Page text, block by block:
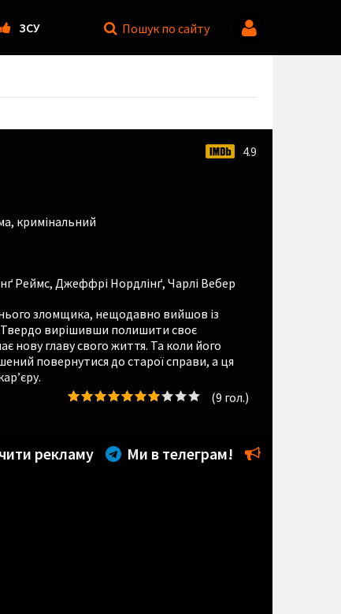
ЗСУ Пошук по сайту
4.9
, кримінальний
Реймс, Джеффрі Нордлінґ, Чарлі Вебер
зломщика, нещодавно вийшов із
вирішивши полишити своє
нову главу свого життя. Та коли його
повернутися до старої справи, а ця
(9 гол.)
рекламу Ми в телеграм!